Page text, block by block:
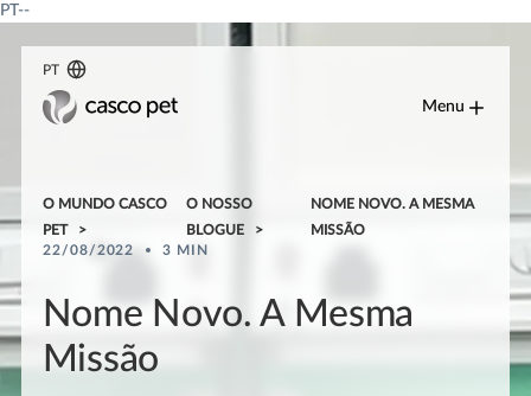
PT--
PT
Menu
O MUNDO CASCO
PET
O NOSSO
BLOGUE
NOME NOVO. A MESMA
MISSÃO
22/08/2022
3 MIN
Nome Novo. A Mesma
Missão